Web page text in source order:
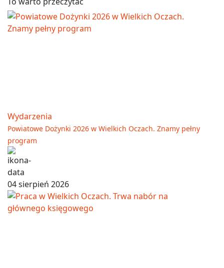
Wydarzenia
Powiatowe Dożynki 2026 w Wielkich Oczach. Znamy pełny
program
04 sierpień 2026